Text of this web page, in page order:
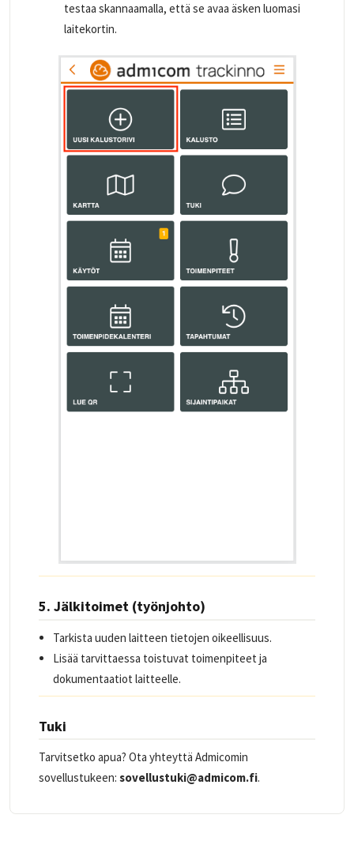
testaa skannaamalla, että se avaa äsken luomasi
laitekortin.
5. Jälkitoimet (työnjohto)
Tarkista uuden laitteen tietojen oikeellisuus.
Lisää tarvittaessa toistuvat toimenpiteet ja
dokumentaatiot laitteelle.
Tuki
Tarvitsetko apua? Ota yhteyttä Admicomin
sovellustukeen: sovellustuki@admicom.fi.